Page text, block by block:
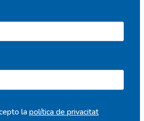
lapolítica de privacitat